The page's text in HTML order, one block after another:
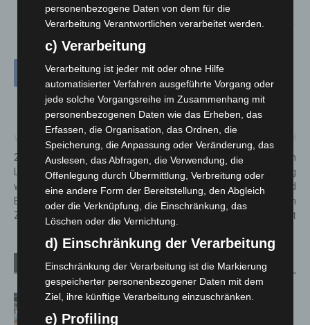
20 Jahre Heimatgruppe
Langenhagen – Jubiläum
würdigt gelebte
Erinnerungskultur und
Zusammenhalt
Polizei Langenhagen
informiert im CCL: Beratung
zu Taschendiebstahl und
Sicherheit in der dunklen
Jahreszeit
Verwandte Artikel Mehr vom Autor
Kunst trifft Weingenuss: Barbara-
Susann Mehring zeigt ihre Werke im
personenbezogene Daten von dem für die
Verarbeitung Verantwortlichen verarbeitet werden.
c) Verarbeitung
Verarbeitung ist jeder mit oder ohne Hilfe
automatisierter Verfahren ausgeführte Vorgang oder
jede solche Vorgangsreihe im Zusammenhang mit
personenbezogenen Daten wie das Erheben, das
Erfassen, die Organisation, das Ordnen, die
Speicherung, die Anpassung oder Veränderung, das
Auslesen, das Abfragen, die Verwendung, die
Offenlegung durch Übermittlung, Verbreitung oder
eine andere Form der Bereitstellung, den Abgleich
oder die Verknüpfung, die Einschränkung, das
Löschen oder die Vernichtung.
d) Einschränkung der Verarbeitung
Einschränkung der Verarbeitung ist die Markierung
gespeicherter personenbezogener Daten mit dem
Ziel, ihre künftige Verarbeitung einzuschränken.
e) Profiling